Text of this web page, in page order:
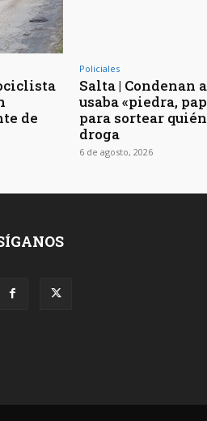
de
Policiales
Salta | Condenan
usaba «piedra,
para sortear
droga
6 de agosto, 2026